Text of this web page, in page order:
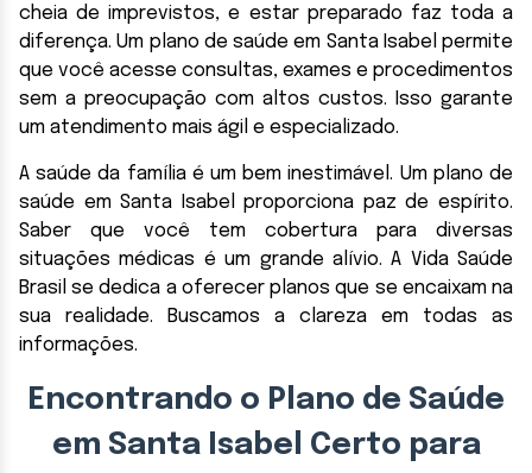
cheia de imprevistos, e estar preparado faz toda a
diferença. Um plano de saúde em Santa Isabel permite
que você acesse consultas, exames e procedimentos
sem a preocupação com altos custos. Isso garante
um atendimento mais ágil e especializado.
A saúde da família é um bem inestimável. Um plano de
saúde em Santa Isabel proporciona paz de espírito.
Saber que você tem cobertura para diversas
situações médicas é um grande alívio. A Vida Saúde
Brasil se dedica a oferecer planos que se encaixam na
sua realidade. Buscamos a clareza em todas as
informações.
Encontrando o Plano de Saúde
em Santa Isabel Certo para